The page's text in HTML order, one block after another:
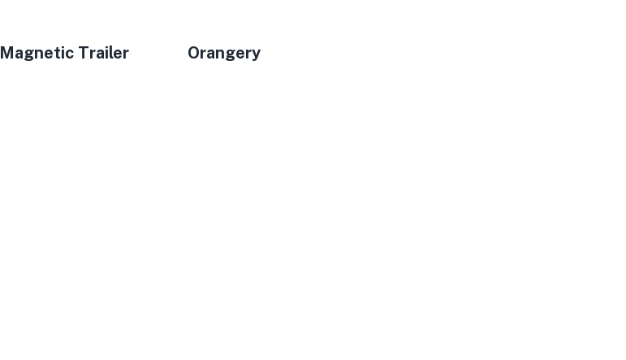
Magnetic Trailer Orangery